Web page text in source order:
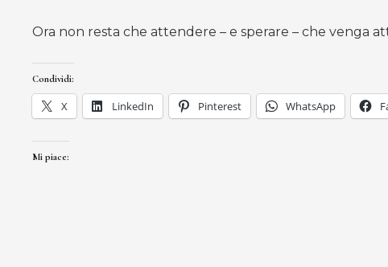
Ora non resta che attendere – e sperare – che
Condividi:
X LinkedIn Pinterest WhatsApp
Mi piace: